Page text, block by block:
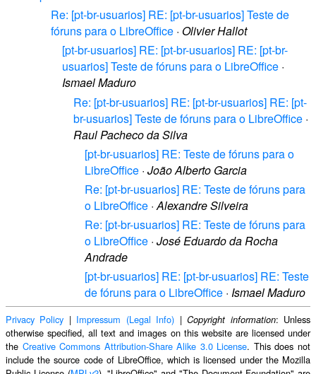
Re: [pt-br-usuarios] RE: [pt-br-usuarios] Teste de
fóruns para o LibreOffice · Olivier Hallot
[pt-br-usuarios] RE: [pt-br-usuarios] RE: [pt-br-
usuarios] Teste de fóruns para o LibreOffice ·
Ismael Maduro
Re: [pt-br-usuarios] RE: [pt-br-usuarios] RE: [pt-
br-usuarios] Teste de fóruns para o LibreOffice ·
Raul Pacheco da Silva
[pt-br-usuarios] RE: Teste de fóruns para o
LibreOffice · João Alberto Garcia
Re: [pt-br-usuarios] RE: Teste de fóruns para
o LibreOffice ·Alexandre Silveira
Re: [pt-br-usuarios] RE: Teste de fóruns para
o LibreOffice · José Eduardo da Rocha
Andrade
[pt-br-usuarios] RE: [pt-br-usuarios] RE: Teste
de fóruns para o LibreOffice · Ismael Maduro
Privacy Policy | Impressum (Legal Info) |Copyright information: Unless
otherwise specified, all text and images on this website are licensed under
the Creative Commons Attribution-Share Alike 3.0 License. This does not
include the source code of LibreOffice, which is licensed under the Mozilla